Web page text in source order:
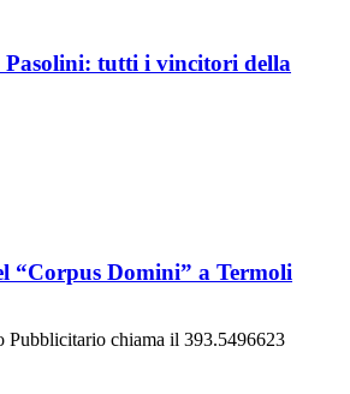
Pasolini: tutti i vincitori della
“Corpus Domini” a Termoli
Pubblicitario chiama il 393.5496623